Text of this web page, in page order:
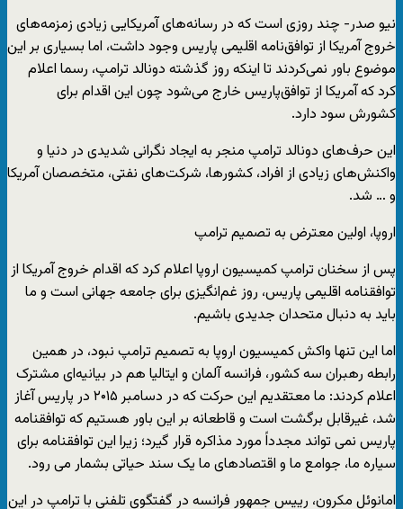
نیو صدر- چند روزی است که در رسانه‌های آمریکایی زیادی زمزمه‌های
خروج آمریکا از توافق‌نامه اقلیمی پاریس وجود داشت، اما بسیاری بر این
موضوع باور نمی‌کردند تا اینکه روز گذشته دونالد ترامپ، رسما اعلام
کرد که آمریکا از توافق‌پاریس خارج می‌شود چون این اقدام برای
کشورش سود دارد.
این حرف‌های دونالد ترامپ منجر به ایجاد نگرانی شدیدی در دنیا و
واکنش‌های زیادی از افراد، کشورها، شرکت‌های نفتی، متخصصان آمریکا
و … شد.
اروپا، اولین معترض به تصمیم ترامپ
پس از سخنان ترامپ کمیسیون اروپا اعلام کرد که اقدام خروج آمریکا از
توافقنامه اقلیمی پاریس، روز غم‌انگیزی برای جامعه ‌جهانی است و ما
باید به دنبال متحدان جدیدی باشیم.
اما این تنها واکش کمیسیون اروپا به تصمیم ترامپ نبود، در همین
رابطه رهبران سه کشور، فرانسه آلمان و ایتالیا هم در بیانیه‌ای مشترک
اعلام کردند: ما معتقدیم این حرکت که در دسامبر ۲۰۱۵ در پاریس آغاز
شد، غیرقابل برگشت است و قاطعانه بر این باور هستیم که توافقنامه
پاریس نمی تواند مجدداً مورد مذاکره قرار گیرد؛ زیرا این توافقنامه برای
سیاره ما، جوامع ما و اقتصادهای ما یک سند حیاتی بشمار می رود.
امانوئل مکرون، رییس جمهور فرانسه در گفتگوی تلفنی با ترامپ در این